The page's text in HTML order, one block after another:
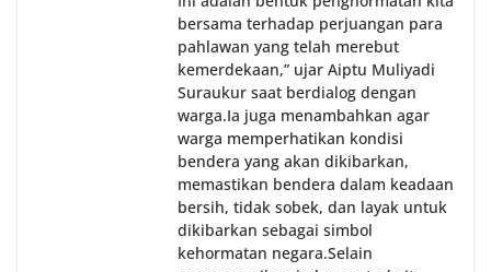
bersama terhadap perjuangan para
pahlawan yang telah merebut
kemerdekaan,” ujar Aiptu Muliyadi
Suraukur saat berdialog dengan
warga.‎‎Ia juga menambahkan agar
warga memperhatikan kondisi
bendera yang akan dikibarkan,
memastikan bendera dalam keadaan
bersih, tidak sobek, dan layak untuk
dikibarkan sebagai simbol
kehormatan negara.‎‎‎Selain